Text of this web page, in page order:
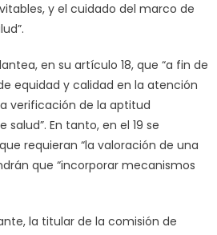
y el cuidado del marco de
en su artículo 18, que “a fin de
equidad y calidad en la atención
verificación de la aptitud
En tanto, en el 19 se
requieran “la valoración de una
que “incorporar mecanismos
la titular de la comisión de